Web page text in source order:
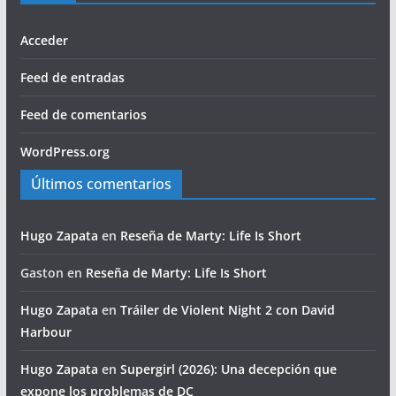
Acceder
Feed de entradas
Feed de comentarios
WordPress.org
Últimos comentarios
Hugo Zapata en Reseña de Marty: Life Is Short
Gaston en Reseña de Marty: Life Is Short
Hugo Zapata en Tráiler de Violent Night 2 con David
Harbour
Hugo Zapata en Supergirl (2026): Una decepción que
expone los problemas de DC